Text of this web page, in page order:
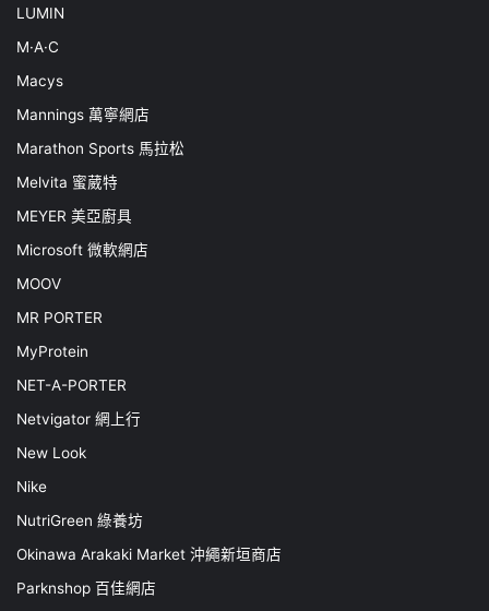
LUMIN
M·A·C
Macys
Mannings 萬寧網店
Marathon Sports 馬拉松
Melvita 蜜葳特
MEYER 美亞廚具
Microsoft 微軟網店
MOOV
MR PORTER
MyProtein
NET-A-PORTER
Netvigator 網上行
New Look
Nike
NutriGreen 綠養坊
Okinawa Arakaki Market 沖繩新垣商店
Parknshop 百佳網店